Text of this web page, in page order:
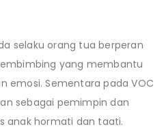
selaku orang tua berperan
yang membantu
emosi. Sementara pada VOC
sebagai pemimpin dan
anak hormati dan taati.